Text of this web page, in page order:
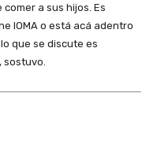
a sus hijos. Es
IOMA o está acá adentro
que se discute es